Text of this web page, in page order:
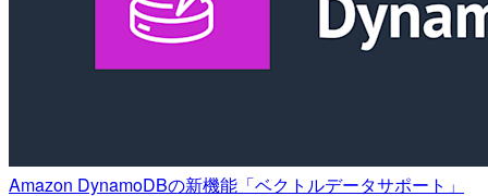
Amazon DynamoDBの新機能「ベクトルデータサポート」